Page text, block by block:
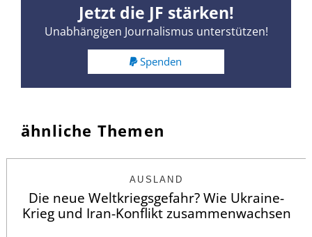
Jetzt die JF stärken!
Unabhängigen Journalismus unterstützen!
Spenden
ähnliche Themen
AUSLAND
Die neue Weltkriegsgefahr? Wie Ukraine-
Krieg und Iran-Konflikt zusammenwachsen